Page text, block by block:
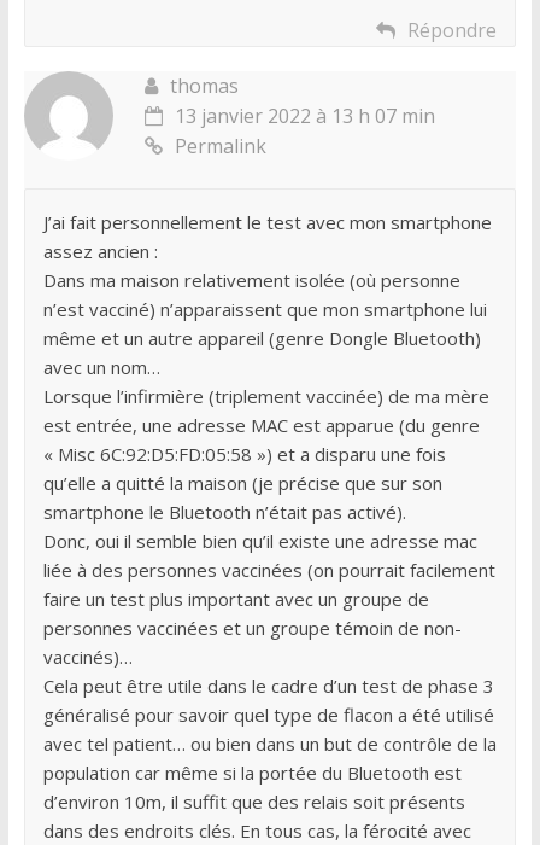
Répondre
thomas
13 janvier 2022 à 13 h 07 min
Permalink
J’ai fait personnellement le test avec mon smartphone
assez ancien :
Dans ma maison relativement isolée (où personne
n’est vacciné) n’apparaissent que mon smartphone lui
même et un autre appareil (genre Dongle Bluetooth)
avec un nom…
Lorsque l’infirmière (triplement vaccinée) de ma mère
est entrée, une adresse MAC est apparue (du genre
« Misc 6C:92:D5:FD:05:58 ») et a disparu une fois
qu’elle a quitté la maison (je précise que sur son
smartphone le Bluetooth n’était pas activé).
Donc, oui il semble bien qu’il existe une adresse mac
liée à des personnes vaccinées (on pourrait facilement
faire un test plus important avec un groupe de
personnes vaccinées et un groupe témoin de non-
vaccinés)…
Cela peut être utile dans le cadre d’un test de phase 3
généralisé pour savoir quel type de flacon a été utilisé
avec tel patient… ou bien dans un but de contrôle de la
population car même si la portée du Bluetooth est
d’environ 10m, il suffit que des relais soit présents
dans des endroits clés. En tous cas, la férocité avec